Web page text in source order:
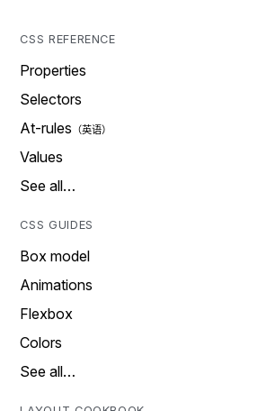
CSS REFERENCE
Properties
Selectors
At-rules
Values
See all…
CSS GUIDES
Box model
Animations
Flexbox
Colors
See all…